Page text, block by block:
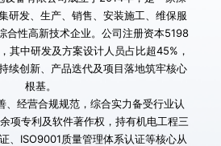
研发、生产、销售、安装施工、维保服
合性高新技术企业。公司注册资本5198
其中研发及方案设计人员占比超45%，
续创新、产品迭代及项目落地筑牢核心
根基。
项专利及软件著作权，持有机电工程三
、ISO9001质量管理体系认证等核心从